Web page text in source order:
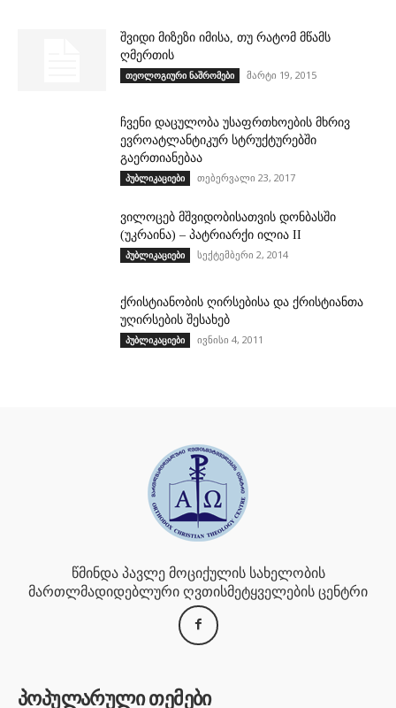
შვიდი მიზეზი იმისა, თუ რატომ მწამს
ღმერთის
თეოლოგიური ნაშრომები მარტი 19, 2015
ჩვენი დაცულობა უსაფრთხოების მხრივ
ევროატლანტიკურ სტრუქტურებში
გაერთიანებაა
პუბლიკაციები თებერვალი 23, 2017
ვილოცებ მშვიდობისათვის დონბასში
(უკრაინა) – პატრიარქი ილია II
პუბლიკაციები სექტემბერი 2, 2014
ქრისტიანობის ღირსებისა და ქრისტიანთა
უღირსების შესახებ
პუბლიკაციები ივნისი 4, 2011
წმინდა პავლე მოციქულის სახელობის
მართლმადიდებლური ღვთისმეტყველების ცენტრი
პოპულარული თემები